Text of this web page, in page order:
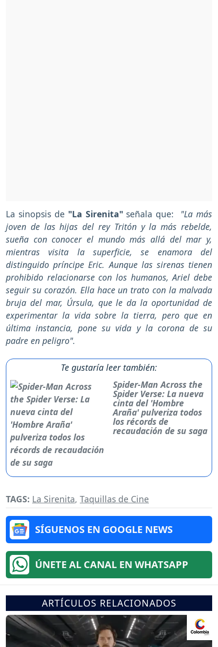
La sinopsis de "La Sirenita" señala que:
"La más
joven de las hijas del rey Tritón y la más rebelde,
sueña con conocer el mundo más allá del mar y,
mientras visita la superficie, se enamora del
distinguido príncipe Eric. Aunque las sirenas tienen
prohibido relacionarse con los humanos, Ariel debe
seguir su corazón. Ella hace un trato con la malvada
bruja del mar, Úrsula, que le da la oportunidad de
experimentar la vida sobre la tierra, pero que en
última instancia, pone su vida y la corona de su
padre en peligro".
Te gustaría leer también:
Spider-Man Across the
Spider Verse: La nueva
cinta del 'Hombre
Araña' pulveriza todos
los récords de
recaudación de su saga
TAGS: La Sirenita, Taquillas de Cine
SÍGUENOS EN GOOGLE NEWS
ÚNETE AL CANAL EN WHATSAPP
ARTÍCULOS RELACIONADOS